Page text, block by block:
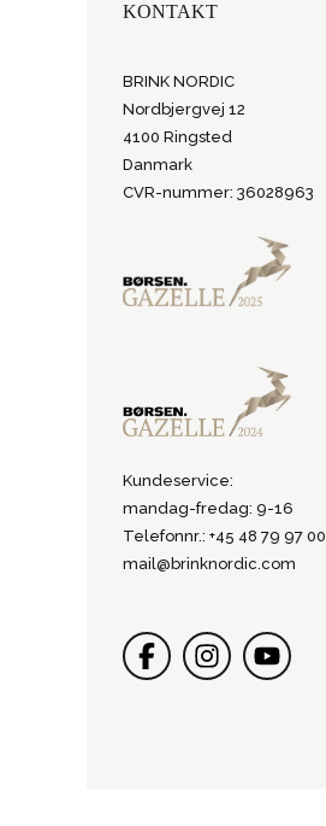
KONTAKT
BRINK NORDIC
Nordbjergvej 12
4100 Ringsted
Danmark
CVR-nummer: 36028963
Kundeservice:
mandag-fredag: 9-16
Telefonnr.: +45 48 79 97 00
mail@brinknordic.com